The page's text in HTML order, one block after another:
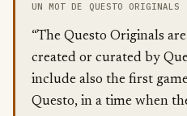
UN MOT DE QUESTO ORIGINALS
“The Questo Originals
created or curated by
include also the first
Questo, in a time when